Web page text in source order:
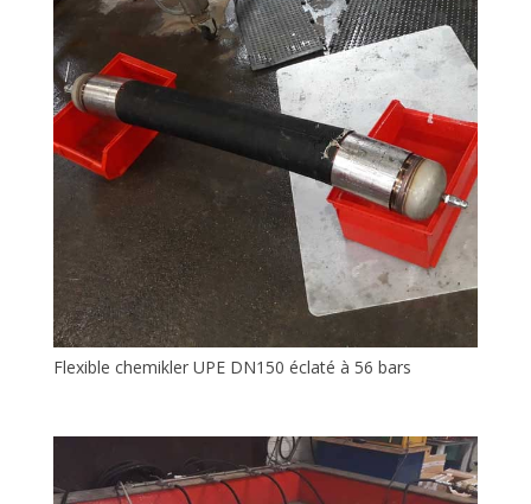
Flexible chemikler UPE DN150 éclaté à 56 bars